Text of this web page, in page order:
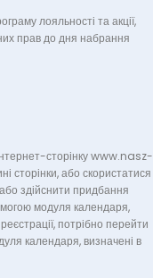
лояльності та акції,
прав до дня набрання
сторінку www.nasz-
або скористатися
здійснити придбання
модуля календаря,
потрібно перейти
календаря, визначені в